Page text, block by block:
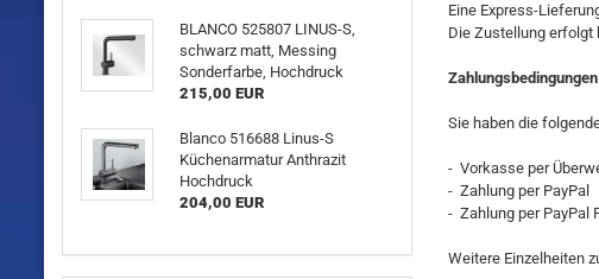
Eine Express-
Die Zustellung erfolgt
Zahlungsbedingungen
Sie haben die
- Vorkasse per
- Zahlung per PayPal
- Zahlung per PayPal
Weitere Einzelheiten
BLANCO 525807 LINUS-S,
schwarz matt, Messing
Sonderfarbe, Hochdruck
215,00 EUR
Blanco 516688 Linus-S
Küchenarmatur Anthrazit
Hochdruck
204,00 EUR